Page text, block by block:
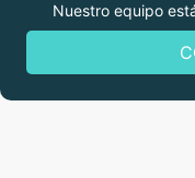
Nuestro equipo